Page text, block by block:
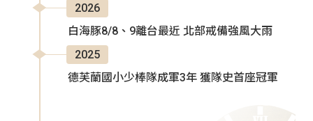
2026
白海豚8/8、9離台最近 北部戒備強風大雨
2025
德芙蘭國小少棒隊成軍3年 獲隊史首座冠軍